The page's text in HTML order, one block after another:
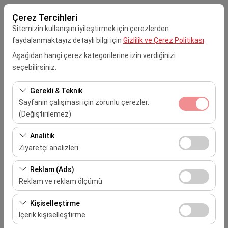
Çerez Tercihleri
Sitemizin kullanışını iyileştirmek için çerezlerden
faydalanmaktayız detaylı bilgi için Gizlilik ve Çerez Politikası
Aşağıdan hangi çerez kategorilerine izin verdiğinizi
seçebilirsiniz.
Gerekli & Teknik
Sayfanın çalışması için zorunlu çerezler.
(Değiştirilemez)
Bu çerezler sitenin doğru şekilde çalışması, güvenlik,
oturum yönetimi ve temel işlevler için gereklidir. Devre
dışı bırakılamaz.
Analitik
Ziyaretçi analizleri
Bu çerezler, sitemizin nasıl kullanıldığını (ziyaretçi sayısı,
en çok ziyaret edilen sayfalar, kullanıcı davranışları)
analiz etmemizi sağlar. Bu veriler, web sitesi
performansını ölçmek ve kullanıcı deneyimini sürekli
iyileştirmek için kullanılır.
Reklam (Ads)
Reklam ve reklam ölçümü
Bu çerezler, size ilgi alanlarınıza uygun kişiselleştirilmiş
reklamlar göstermemize ve reklam kampanyalarımızın
etkinliğini (gösterim sayısı, tıklama oranı) ölçmemize
Kişiselleştirme
İçerik kişiselleştirme
Alış Lokasyonu
Mersin Çukurova Uluslararası Havalimanı (Dış Hatlar)
Aracı farklı bir lokasyona bırakacağım
Alış Tarih & Saat
Bırakış Tarih & Saat